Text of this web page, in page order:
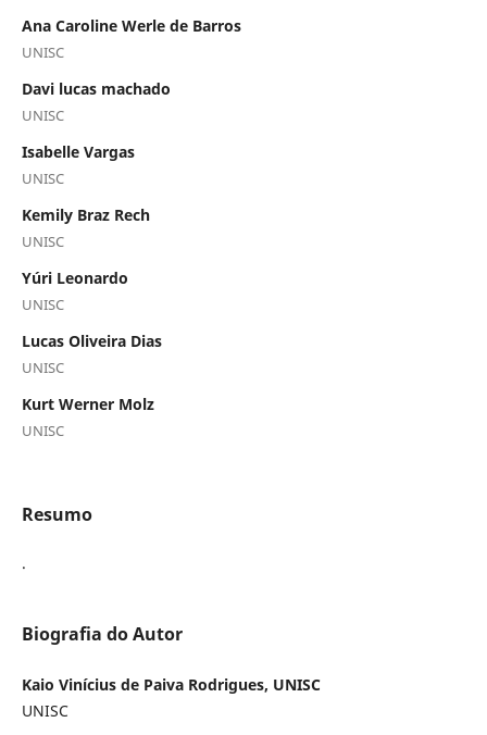
Ana Caroline Werle de Barros
UNISC
Davi lucas machado
UNISC
Isabelle Vargas
UNISC
Kemily Braz Rech
UNISC
Yúri Leonardo
UNISC
Lucas Oliveira Dias
UNISC
Kurt Werner Molz
UNISC
Resumo
.
Biografia do Autor
Kaio Vinícius de Paiva Rodrigues, UNISC
UNISC